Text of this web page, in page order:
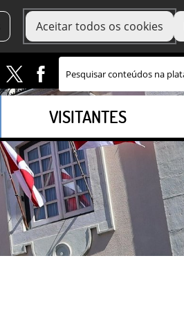
Aceitar todos os cookies
VISITANTES